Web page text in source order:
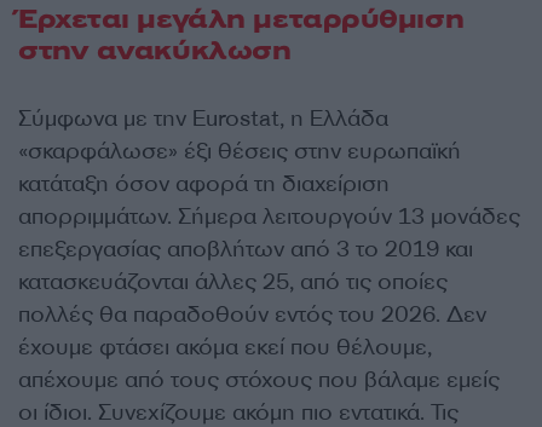
Έρχεται μεγάλη μεταρρύθμιση
στην ανακύκλωση
Σύμφωνα με την Eurostat, η Ελλάδα
«σκαρφάλωσε» έξι θέσεις στην ευρωπαϊκή
κατάταξη όσον αφορά τη διαχείριση
απορριμμάτων. Σήμερα λειτουργούν 13 μονάδες
επεξεργασίας αποβλήτων από 3 το 2019 και
κατασκευάζονται άλλες 25, από τις οποίες
πολλές θα παραδοθούν εντός του 2026. Δεν
έχουμε φτάσει ακόμα εκεί που θέλουμε,
απέχουμε από τους στόχους που βάλαμε εμείς
οι ίδιοι. Συνεχίζουμε ακόμη πιο εντατικά. Τις